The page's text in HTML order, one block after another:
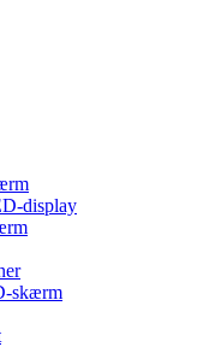
display
skærm